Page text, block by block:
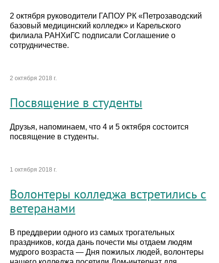
2 октября руководители ГАПОУ РК «Петрозаводский
базовый медицинский колледж» и Карельского
филиала РАНХиГС подписали Соглашение о
сотрудничестве.
2 октября 2018 г.
Посвящение в студенты
Друзья, напоминаем, что 4 и 5 октября состоится
посвящение в студенты.
1 октября 2018 г.
Волонтеры колледжа встретились с
ветеранами
В преддверии одного из самых трогательных
праздников, когда дань почести мы отдаем людям
мудрого возраста — Дня пожилых людей, волонтеры